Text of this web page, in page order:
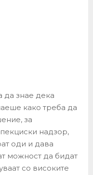
да знае дека
како треба да
за
надзор,
оди и дава
можност да бидат
со високите